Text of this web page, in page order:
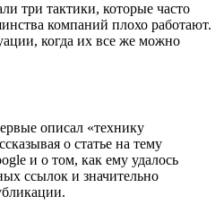
три тактики, которые часто
компаний плохо работают.
когда их все же можно
описал «технику
о статье на тему
и о том, как ему удалось
ссылок и значительно